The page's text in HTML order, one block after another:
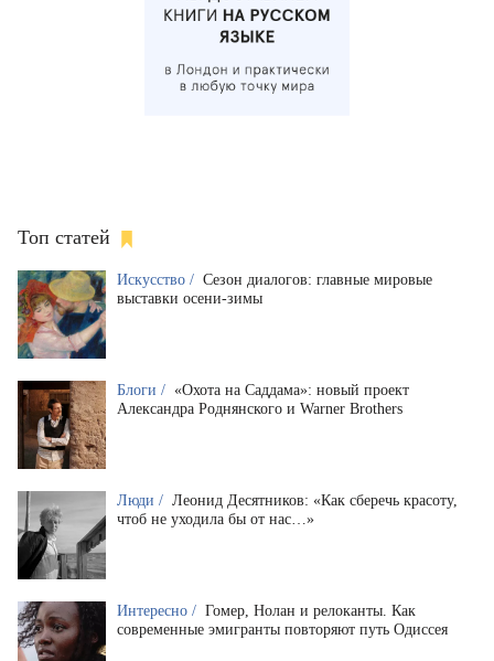
Топ статей
Искусство / Сезон диалогов: главные мировые
выставки осени-зимы
Блоги / «Охота на Саддама»: новый проект
Александра Роднянского и Warner Brothers
Люди / Леонид Десятников: «Как сберечь красоту,
чтоб не уходила бы от нас…»
Интересно / Гомер, Нолан и релоканты. Как
современные эмигранты повторяют путь Одиссея